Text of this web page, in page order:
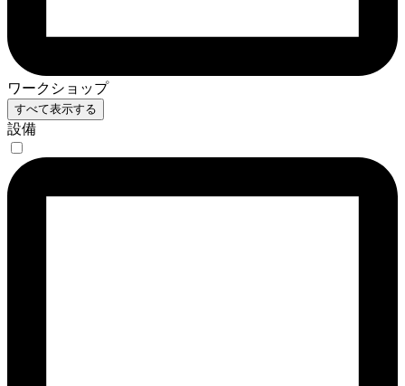
ワークショップ
すべて表示する
設備